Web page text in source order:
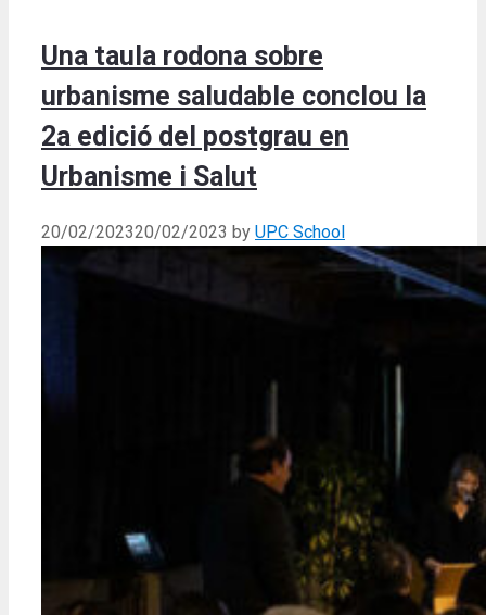
Una taula rodona sobre
urbanisme saludable conclou la
2a edició del postgrau en
Urbanisme i Salut
20/02/202320/02/2023 by UPC School